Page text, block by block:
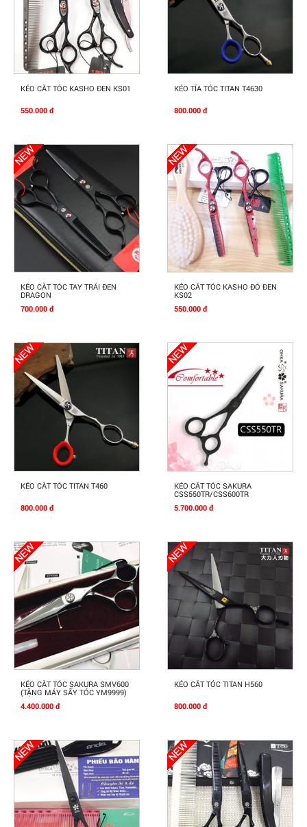
Mua Ngay
KÉO CẮT TÓC KASHO ĐEN KS01
550.000 đ
Mua Ngay
KÉO TỈA TÓC TITAN T4630
800.000 đ
Mua Ngay
KÉO CĂT TÓC TAY TRÁI ĐEN
DRAGON
700.000 đ
Mua Ngay
KÉO CẮT TÓC KASHO ĐỎ ĐEN
KS02
550.000 đ
Mua Ngay
KÉO CẮT TÓC TITAN T460
800.000 đ
Mua Ngay
KÉO CẮT TÓC SAKURA
CSS550TR/CSS600TR
5.700.000 đ
Mua Ngay
KÉO CẮT TÓC SAKURA SMV600
(TẶNG MÁY SẤY TÓC YM9999)
4.400.000 đ
Mua Ngay
KÉO CẮT TÓC TITAN H560
800.000 đ